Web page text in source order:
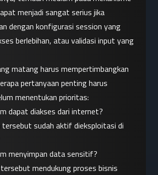
menjadi sangat serius jika
dengan konfigurasi session yang
berlebihan, atau validasi input yang
matang harus mempertimbangkan
pertanyaan penting harus
menentukan prioritas:
dapat diakses dari internet?
tersebut sudah aktif dieksploitasi di
menyimpan data sensitif?
mendukung proses bisnis